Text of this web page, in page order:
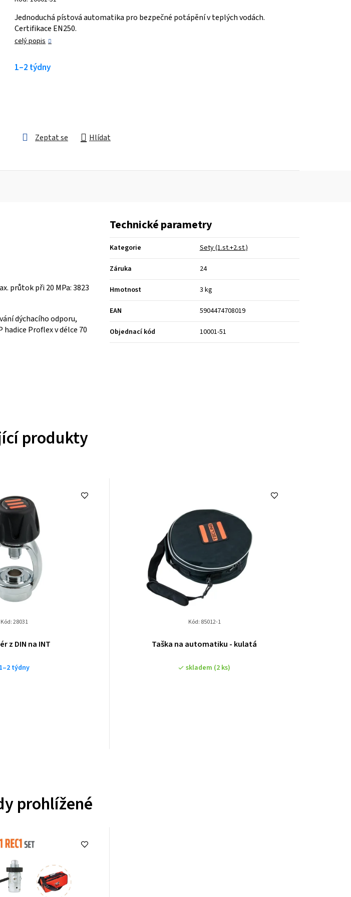
0,0
z 5
hvězdiček.
Jednoduchá pístová automatika pro bezpečné potápění v teplých vodách.
Certifikace EN250.
celý popis
1–2 týdny
Zeptat se Hlídat
průtok při 20 MPa: 3823
dýchacího odporu,
Proflex v délce 70
Technické parametry
Kategorie Sety (1.st.+2.st.)
Záruka 24
Hmotnost 3 kg
EAN 5904474708019
Objednací kód 10001-51
produkty
z DIN na INT
1–2 týdny
Kód:28031
Taška na automatiku - kulatá
skladem (2 ks)
Kód: 85012-1
prohlížené